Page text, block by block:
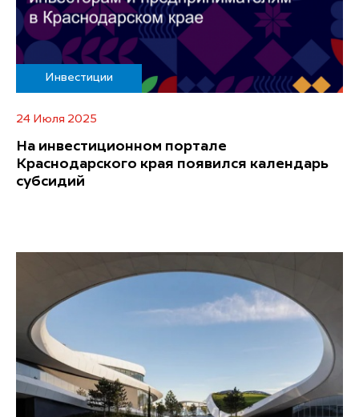
Инвестиции
24 Июля 2025
На инвестиционном портале
Краснодарского края появился календарь
субсидий